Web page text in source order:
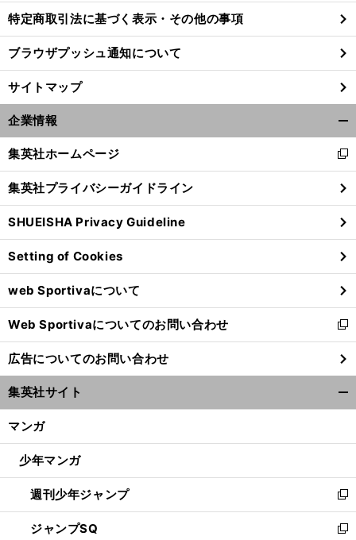
特定商取引法に基づく表示・その他の事項
ブラウザプッシュ通知について
サイトマップ
企業情報
閉
る
集英社ホームページ
新
し
い
ウ
ィ
ン
ド
ウ
で
開
く
集英社プライバシーガイドライン
SHUEISHA Privacy Guideline
Setting of Cookies
web Sportivaについて
Web Sportivaについてのお問い合わせ
新
し
い
ウ
ィ
ン
ウ
開
く
広告についてのお問い合わせ
集英社サイト
マンガ
少年マンガ
週刊少年ジャンプ
新
し
い
ジャンプSQ
新